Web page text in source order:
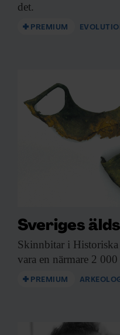
det.
PREMIUM
Sveriges
Skinnbitar i Historiska
vara en närmare 2
PREMIUM